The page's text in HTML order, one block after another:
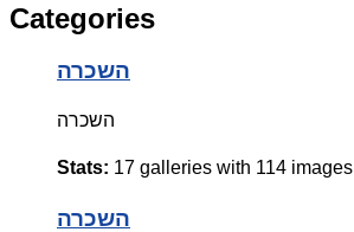
Categories
השכרה
השכרה
Stats: 17 galleries with 114 images
השכרה